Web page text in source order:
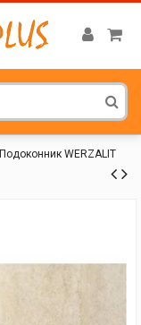
Подоконник WERZALIT